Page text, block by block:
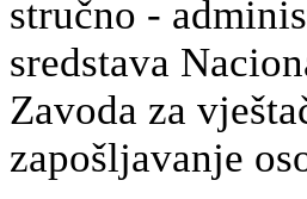
stručno -
sredstava
Zavoda za
zapošljavanje